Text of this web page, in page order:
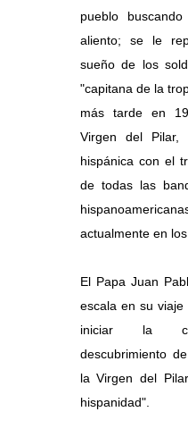
pueblo
aliento; se le
sueño de los
"capitana de la
más tarde en
Virgen del Pilar,
hispánica con el
de todas las
actualmente en
El Papa Juan
escala en su
iniciar la
descubrimiento
la Virgen del
hispanidad".